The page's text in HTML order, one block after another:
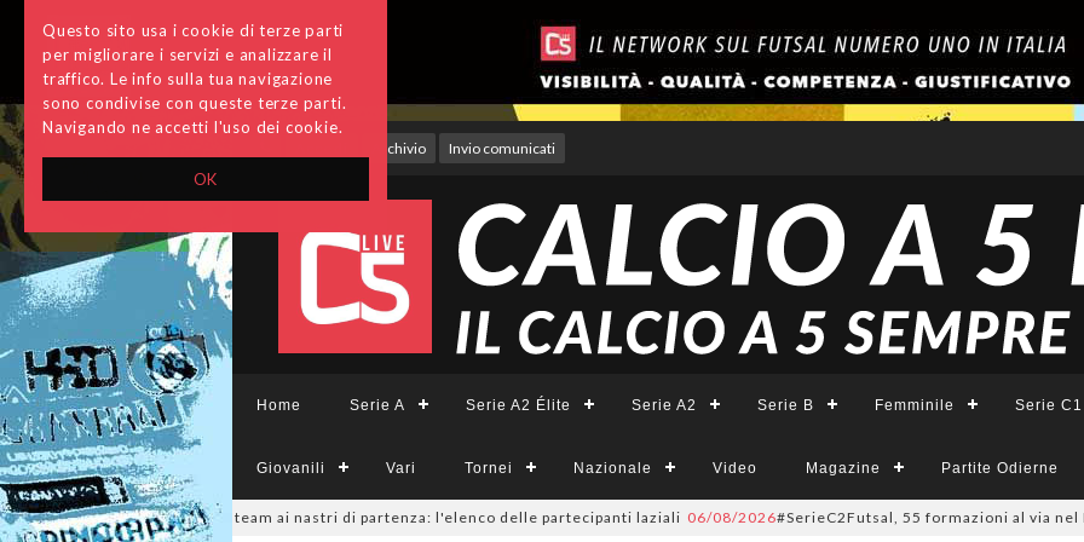
OK
Questo sito usa i cookie di terze parti
per migliorare i servizi e analizzare il
traffico. Le info sulla tua navigazione
sono condivise con queste terze parti.
Navigando ne accetti l'uso dei cookie.
Archivio Invio comunicati
Home Serie A Serie A2 Élite Serie A2 Serie B Femminile Serie C1
Giovanili Vari Tornei Nazionale Video Magazine Partite Odierne
sono 14 i team ai nastri di partenza: l'elenco delle partecipanti laziali 06/08/2026#SerieC2Futsal, 55 formazioni al via nel